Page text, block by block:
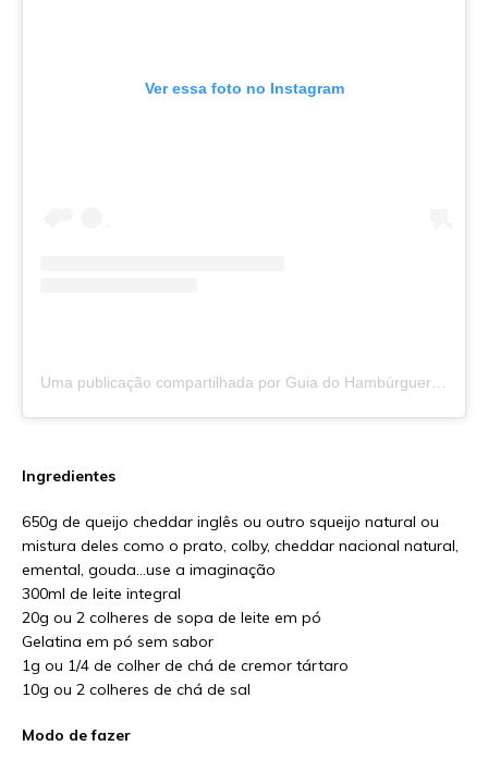
Ver essa foto no Instagram
Ingredientes
650g de queijo cheddar inglês ou outro squeijo natural ou
mistura deles como o prato, colby, cheddar nacional natural,
emental, gouda…use a imaginação
300ml de leite integral
20g ou 2 colheres de sopa de leite em pó
Gelatina em pó sem sabor
1g ou 1/4 de colher de chá de cremor tártaro
10g ou 2 colheres de chá de sal
Modo de fazer